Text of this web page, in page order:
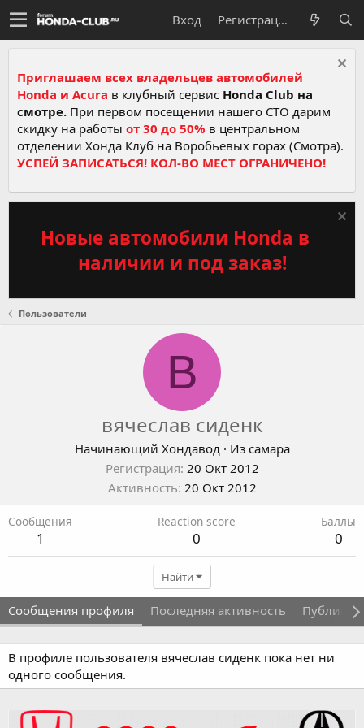
Вход Регистрация
Приглашаем всех владельцев автомобилей
Honda и Acura в клубный сервис Honda Club на
смотре. При первом посещении нашего СТО дарим
скидку на работы от 30 до 50% в центральном
отделении Хонда Клуб на Воробьевых горах (Смотра).
УСПЕЙ ЗАПИСАТЬСЯ! КОЛ-ВО МЕСТ ОГРАНИЧЕНО!
Новые автомобили Honda в
наличии и под заказ!
Пользователи
В
вячеслав сиденк
Начинающий Хондавод · Из самара
Регистрация 20 Окт 2012
Активность 20 Окт 2012
Сообщения
1
Reaction score
0
Баллы
0
Найти
Сообщения профиля Последняя активность
В профиле пользователя вячеслав сиденк пока нет ни
одного сообщения.